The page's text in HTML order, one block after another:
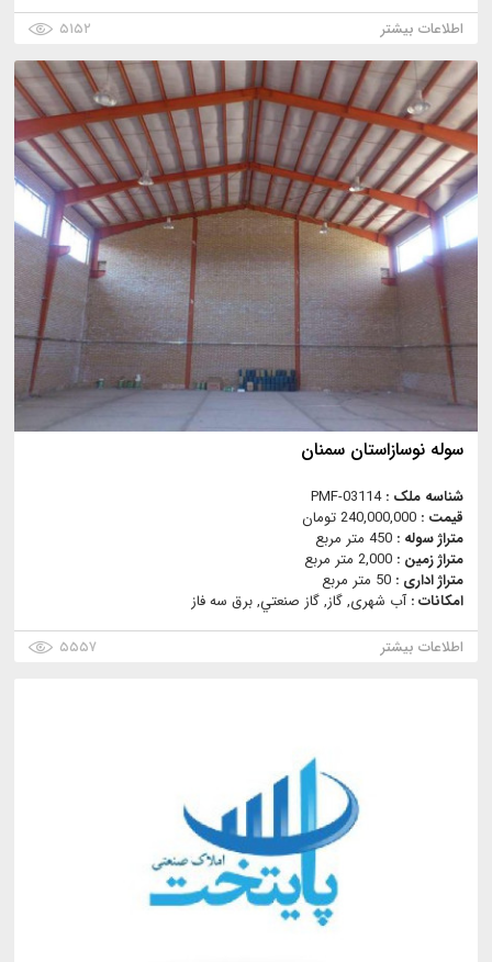
اطلاعات بیشتر
۵۱۵۲
سوله نوسازاستان سمنان
شناسه ملک :PMF-03114
قیمت : 240,000,000 تومان
متراژ سوله : 450 متر مربع
متراژ زمین : 2,000 متر مربع
متراژ اداری : 50 متر مربع
امکانات :آب شهری, گاز, گاز صنعتي, برق سه فاز
اطلاعات بیشتر
۵۵۵۷